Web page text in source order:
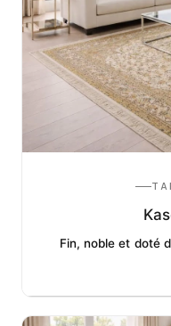
Fin, noble et doté